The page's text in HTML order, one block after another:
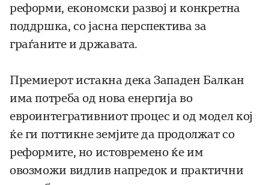
реформи, економски развој и конкретна
поддршка, со јасна перспектива за
граѓаните и државата.
Премиерот истакна дека Западен Балкан
има потреба од нова енергија во
евроинтегративниот процес и од модел кој
ќе ги поттикне земјите да продолжат со
реформите, но истовремено ќе им
овозможи видлив напредок и практични